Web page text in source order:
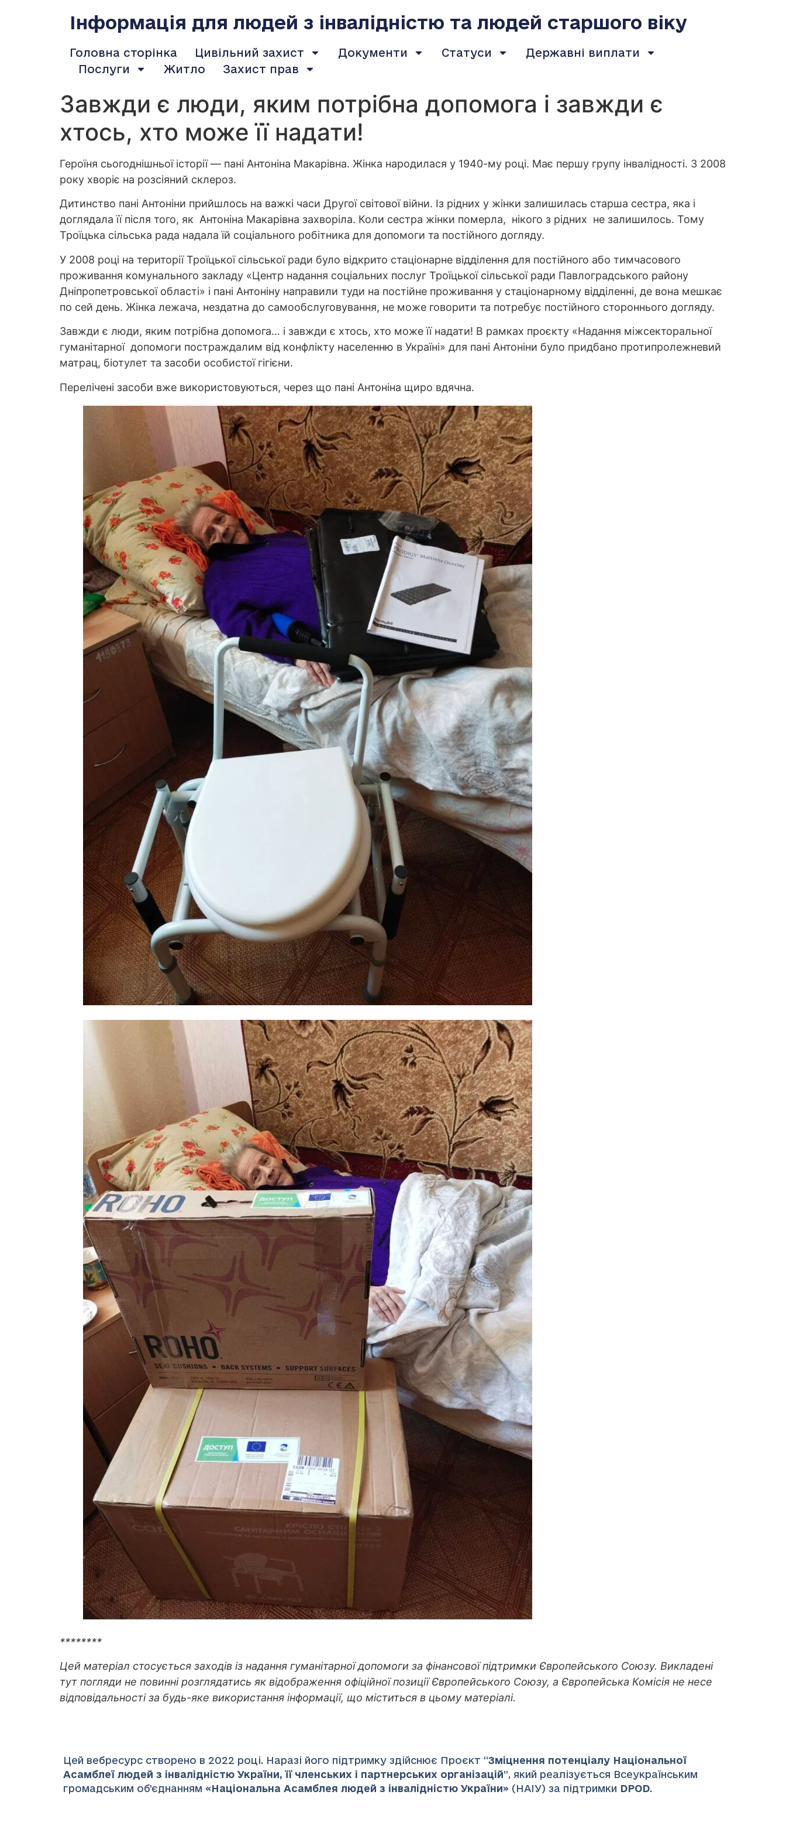
Інформація для людей з інвалідністю та людей старшого віку
Головна сторінка Цивільний захист Документи Статуси
Державні виплати
Послуги
Житло Захист прав
Завжди є люди, яким потрібна допомога і завжди є
хтось, хто може її надати!
Героїня сьогоднішньої історії — пані Антоніна Макарівна. Жінка народилася у 1940-му році. Має першу групу інвалідності. З 2008
року хворіє на розсіяний склероз.
Дитинство пані Антоніни прийшлось на важкі часи Другої світової війни. Із рідних у жінки залишилась старша сестра, яка і
доглядала її після того, як Антоніна Макарівна захворіла. Коли сестра жінки померла, нікого з рідних не залишилось. Тому
Троїцька сільська рада надала їй соціального робітника для допомоги та постійного догляду.
У 2008 році на території Троїцької сільської ради було відкрито стаціонарне відділення для постійного або тимчасового
проживання комунального закладу «Центр надання соціальних послуг Троїцької сільської ради Павлоградського району
Дніпропетровської області» і пані Антоніну направили туди на постійне проживання у стаціонарному відділенні, де вона мешкає
по сей день. Жінка лежача, нездатна до самообслуговування, не може говорити та потребує постійного стороннього догляду.
Завжди є люди, яким потрібна допомога… і завжди є хтось, хто може її надати! В рамках проєкту «Надання міжсекторальної
гуманітарної допомоги постраждалим від конфлікту населенню в Україні» для пані Антоніни було придбано протипролежневий
матрац, біотулет та засоби особистої гігієни.
Перелічені засоби вже використовуються, через що пані Антоніна щиро вдячна.
********
Цей матеріал стосується заходів із надання гуманітарної допомоги за фінансової підтримки Європейського Союзу. Викладені
тут погляди не повинні розглядатись як відображення офіційної позиції Європейського Союзу, а Європейська Комісія не несе
відповідальності за будь-яке використання інформації, що міститься в цьому матеріалі.
Цей вебресурс створено в 2022 році. Наразі його підтримку здійснює Проєкт “Зміцнення потенціалу Національної
Асамблеї людей з інвалідністю України, її членських і партнерських організацій”, який реалізується Всеукраїнським
громадським об’єднанням «Національна Асамблея людей з інвалідністю України» (НАІУ) за підтримки DPOD.